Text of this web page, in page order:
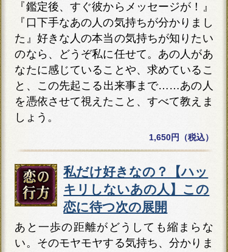
『鑑定後、すぐ彼からメッセージが！』
『口下手なあの人の気持ちが分かりまし
た』好きな人の本当の気持ちが知りたい
のなら、どうぞ私に任せて。あの人があ
なたに感じていることや、求めているこ
と、この先起こる出来事まで……あの人
を憑依させて視えたこと、すべて教えま
しょう。
1,650円（税込）
私だけ好きなの？【ハッ
キリしないあの人】この
恋に待つ次の展開
あと一歩の距離がどうしても縮まらな
い。そのモヤモヤする気持ち、分かりま